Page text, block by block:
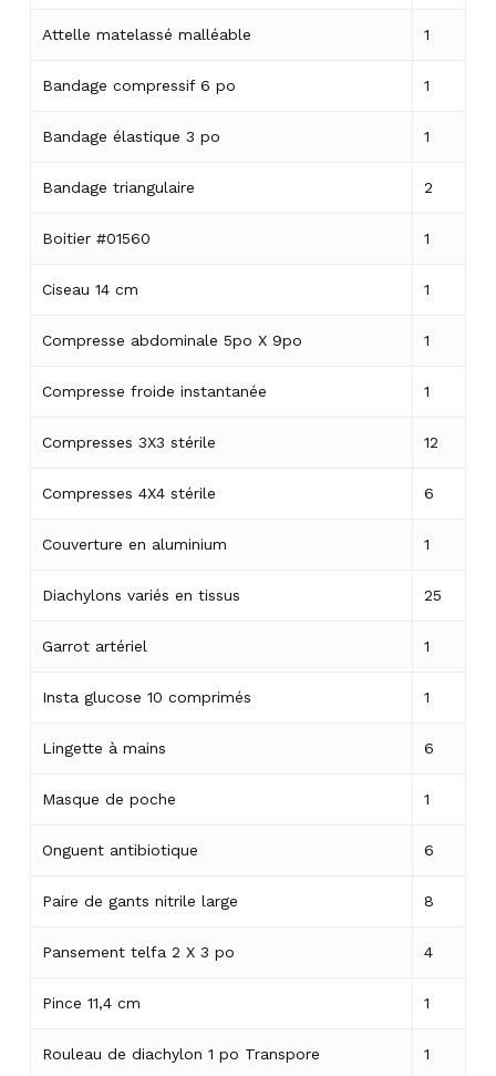
Attelle matelassé malléable 1
Bandage compressif 6 po 1
Bandage élastique 3 po 1
Bandage triangulaire 2
Boitier #01560 1
Ciseau 14 cm 1
Compresse abdominale 5po X 9po 1
Compresse froide instantanée 1
Compresses 3X3 stérile 12
Compresses 4X4 stérile 6
Couverture en aluminium 1
Diachylons variés en tissus 25
Garrot artériel 1
Insta glucose 10 comprimés 1
Lingette à mains 6
Masque de poche 1
Onguent antibiotique 6
Paire de gants nitrile large 8
Pansement telfa 2 X 3 po 4
Pince 11,4 cm 1
Rouleau de diachylon 1 po Transpore 1